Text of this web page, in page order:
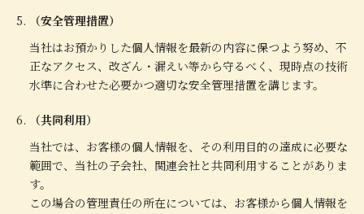
（安全管理措置）
当社はお預かりした個人情報を最新の内容に保つよう努め、不
正なアクセス、改ざん・漏えい等から守るべく、現時点の技術
水準に合わせた必要かつ適切な安全管理措置を講じます。
（共同利用）
当社では、お客様の個人情報を、その利用目的の達成に必要な
範囲で、当社の子会社、関連会社と共同利用することがありま
す。
この場合の管理責任の所在については、お客様から個人情報を